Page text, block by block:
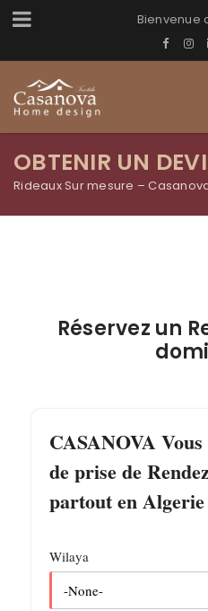
Bienvenue
OBTENIR UN
Rideaux Sur mesure –
Réservez un